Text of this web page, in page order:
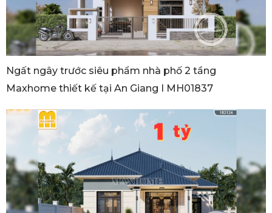
Ngất ngây trước siêu phẩm nhà phố 2 tầng
Maxhome thiết kế tại An Giang I MH01837